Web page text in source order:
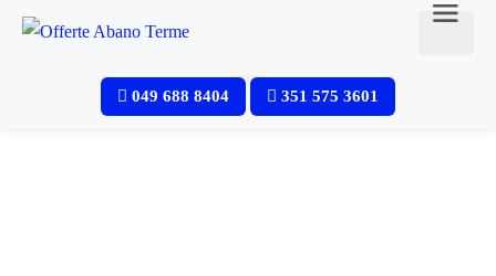
049 688 8404 351 575 3601